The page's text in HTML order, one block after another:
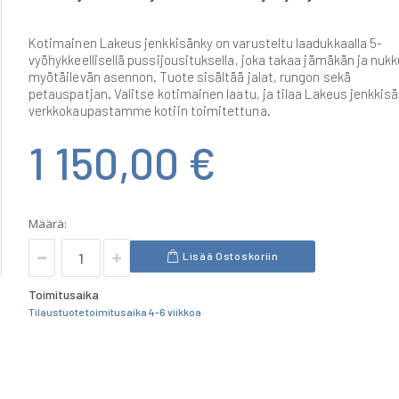
Kotimainen Lakeus jenkkisänky on varusteltu laadukkaalla 5-
vyöhykkeellisellä pussijousituksella, joka takaa jämäkän ja
myötäilevän asennon. Tuote sisältää jalat, rungon sekä
petauspatjan. Valitse kotimainen laatu, ja tilaa Lakeus
verkkokaupastamme kotiin toimitettuna.
1 150,00 €
Määrä:
Lisää Ostoskoriin
Toimitusaika
Tilaustuote toimitusaika 4-6 viikkoa